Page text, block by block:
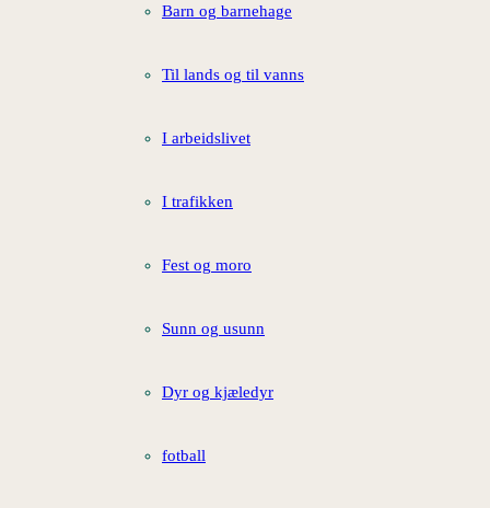
Barn og barnehage
Til lands og til vanns
I arbeidslivet
I trafikken
Fest og moro
Sunn og usunn
Dyr og kjæledyr
fotball